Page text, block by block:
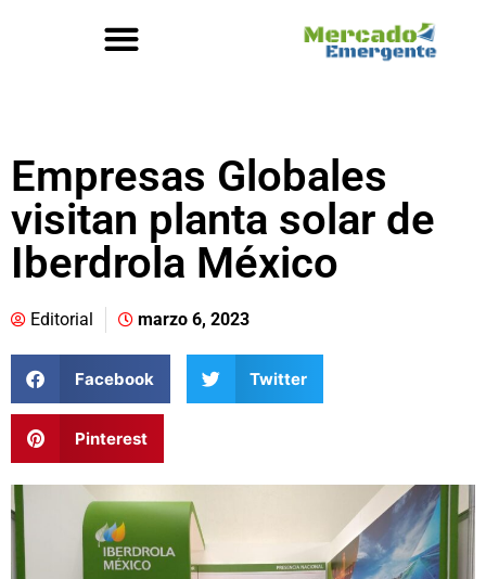
Empresas Globales
visitan planta solar de
Iberdrola México
Editorial marzo 6, 2023
Facebook Twitter
Pinterest